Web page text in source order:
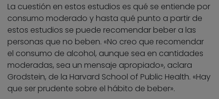
La cuestión en estos estudios es qué se entiende por
consumo moderado y hasta qué punto a partir de
estos estudios se puede recomendar beber a las
personas que no beben. «No creo que recomendar
el consumo de alcohol, aunque sea en cantidades
moderadas, sea un mensaje apropiado», aclara
Grodstein, de la Harvard School of Public Health. «Hay
que ser prudente sobre el hábito de beber».